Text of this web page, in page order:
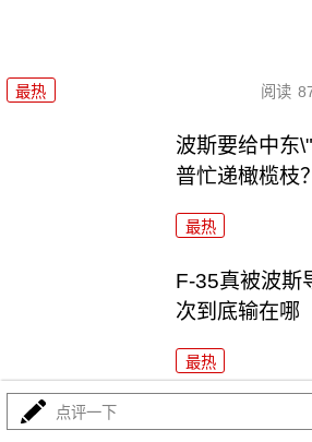
最热 阅读
波斯要给中东
普忙递橄榄枝？
最热
F-35真被波斯
次到底输在哪
最热
马、特和好，美中期选举这盘大
点评一下